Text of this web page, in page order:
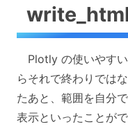
write_html
Plotly の使いやすい
らそれで終わりでは
たあと、範囲を自分
表示といったことが